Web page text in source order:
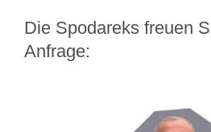
Die Spodareks freuen
Anfrage: